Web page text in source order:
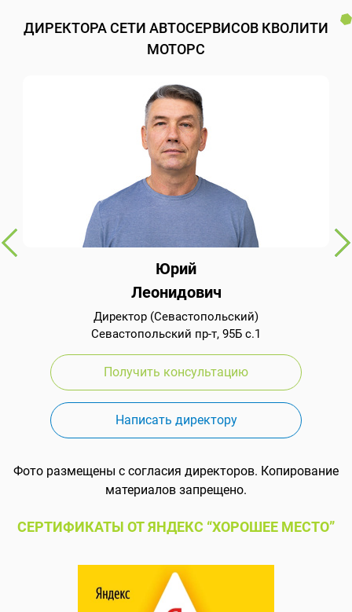
ДИРЕКТОРА СЕТИ АВТОСЕРВИСОВ КВОЛИТИ
МОТОРС
Юрий
Леонидович
Директор (Севастопольский)
Севастопольский пр-т, 95Б с.1
Получить консультацию
Написать директору
Фото размещены с согласия директоров. Копирование
материалов запрещено.
СЕРТИФИКАТЫ ОТ ЯНДЕКС “ХОРОШЕЕ МЕСТО”